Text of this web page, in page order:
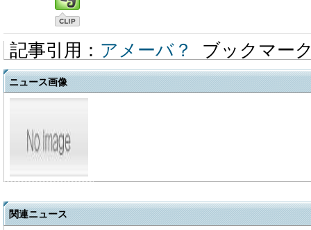
記事引用： アメーバ？ ブックマー
ニュース画像
関連ニュース